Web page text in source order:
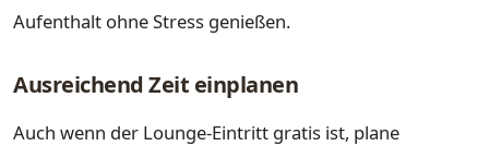
Aufenthalt ohne Stress genießen.
Ausreichend Zeit einplanen
Auch wenn der Lounge-Eintritt gratis ist, plane